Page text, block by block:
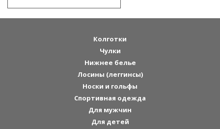
Колготки
Чулки
Нижнее белье
Лосины (леггинсы)
Носки и гольфы
Спортивная одежда
Для мужчин
Для детей